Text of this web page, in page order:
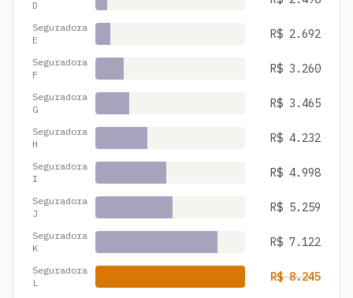
D
Seguradora
E
R$ 2.692
Seguradora
F
R$ 3.260
Seguradora
G
R$ 3.465
Seguradora
H
R$ 4.232
Seguradora
I
R$ 4.998
Seguradora
J
R$ 5.259
Seguradora
K
R$ 7.122
Seguradora
L
R$8.245